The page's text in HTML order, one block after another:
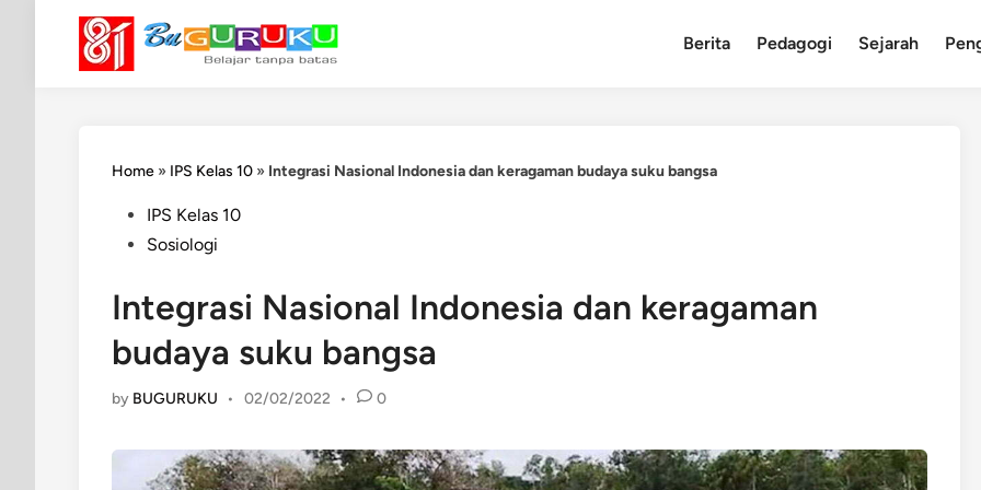
content
Berita Pedagogi Sejarah
Home » IPS Kelas 10 » Integrasi Nasional Indonesia dan keragaman budaya suku bangsa
PostedIPS Kelas 10
Sosiologi
Integrasi Nasional Indonesia dan keragaman
budaya suku bangsa
by BUGURUKU • 02/02/2022 • 0